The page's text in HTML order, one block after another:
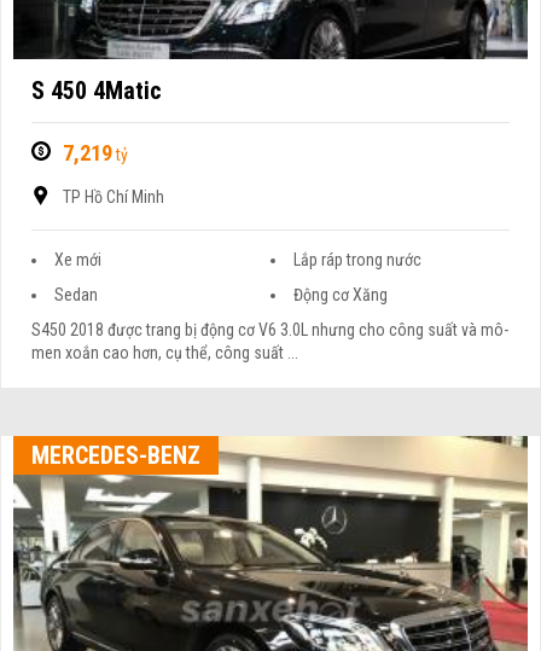
S 450 4Matic
7,219tỷ
TP Hồ Chí Minh
Xe mới
Lắp ráp trong nước
Sedan
Động cơ Xăng
S450 2018 được trang bị động cơ V6 3.0L nhưng cho công suất và mô-
men xoắn cao hơn, cụ thể, công suất ...
MERCEDES-BENZ